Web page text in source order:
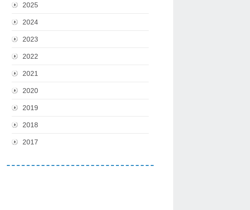
2025
2024
2023
2022
2021
2020
2019
2018
2017